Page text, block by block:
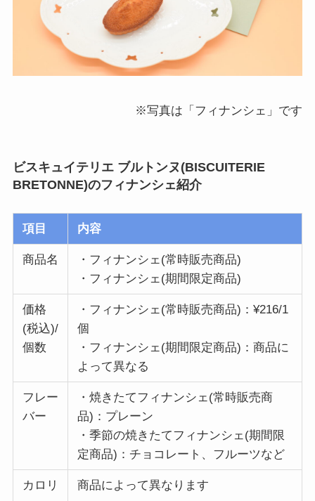
※写真は「フィナンシェ」です
ビスキュイテリエ ブルトンヌ(BISCUITERIE
BRETONNE)のフィナンシェ紹介
項目 内容
商品名
・フィナンシェ(常時販売商品)
・フィナンシェ(期間限定商品)
価格
(税込)/
個数
・フィナンシェ(常時販売商品)：¥216/1
個
・フィナンシェ(期間限定商品)：商品に
よって異なる
フレー
バー
・焼きたてフィナンシェ(常時販売商
品)：プレーン
・季節の焼きたてフィナンシェ(期間限
定商品)：チョコレート、フルーツなど
カロリ
商品によって異なります